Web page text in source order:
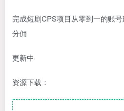
完成短剧CPS项目从零到一的账
分佣
更新中
资源下载：